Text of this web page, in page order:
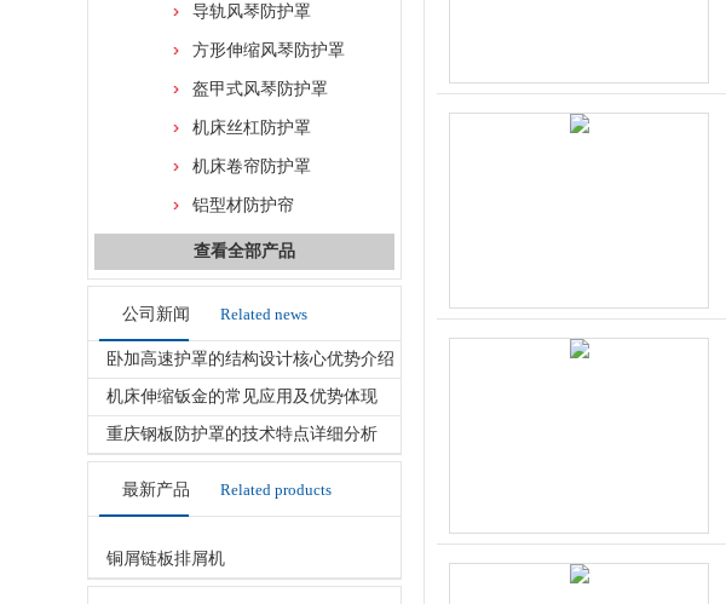
导轨风琴防护罩
方形伸缩风琴防护罩
盔甲式风琴防护罩
机床丝杠防护罩
机床卷帘防护罩
铝型材防护帘
查看全部产品
公司新闻 Related news
卧加高速护罩的结构设计核心优势介绍
机床伸缩钣金的常见应用及优势体现
重庆钢板防护罩的技术特点详细分析
最新产品 Related products
铜屑链板排屑机